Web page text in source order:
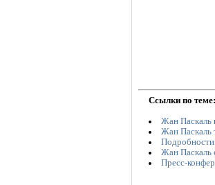
Ссылки по теме:
Жан Паскаль
Жан Паскаль
Жан Паскаль
Пресс-